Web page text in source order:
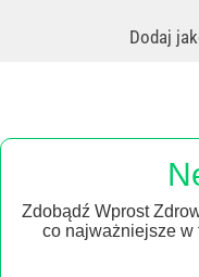
Dodaj
Zdobądź Wprost
co najważniejsze w